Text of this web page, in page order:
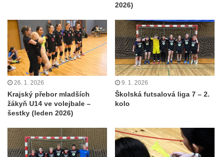
2026)
26. 1. 2026
Krajský přebor mladších
žákyň U14 ve volejbale –
šestky (leden 2026)
9. 1. 2026
Školská futsalová liga 7 – 2.
kolo